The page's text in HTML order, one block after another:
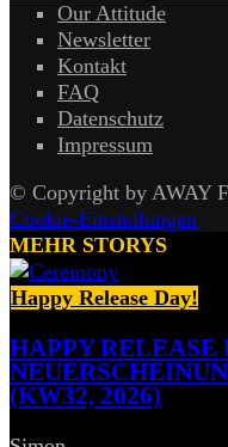
Our Attitude
Newsletter
Kontakt
FAQ
Datenschutz
Impressum
© Copyright by AWAY
Cookie-Einstellungen
MEHR STORYS
Happy Release Day!
HAPPY RELEASE
(KW32, 2026)